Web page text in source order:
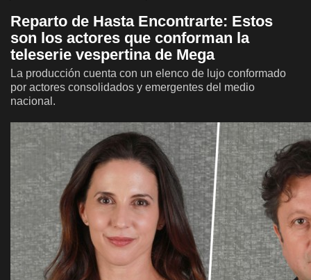
Reparto de Hasta Encontrarte: Estos
son los actores que conforman la
teleserie vespertina de Mega
La producción cuenta con un elenco de lujo conformado
por actores consolidados y emergentes del medio
nacional.